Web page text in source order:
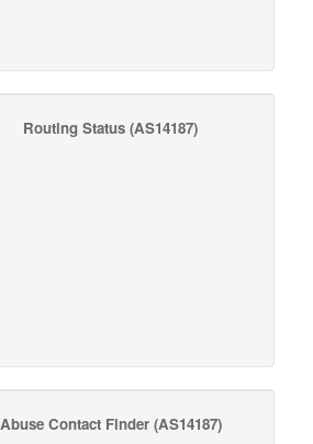
Routing Status (AS14187)
Abuse Contact Finder(AS14187)